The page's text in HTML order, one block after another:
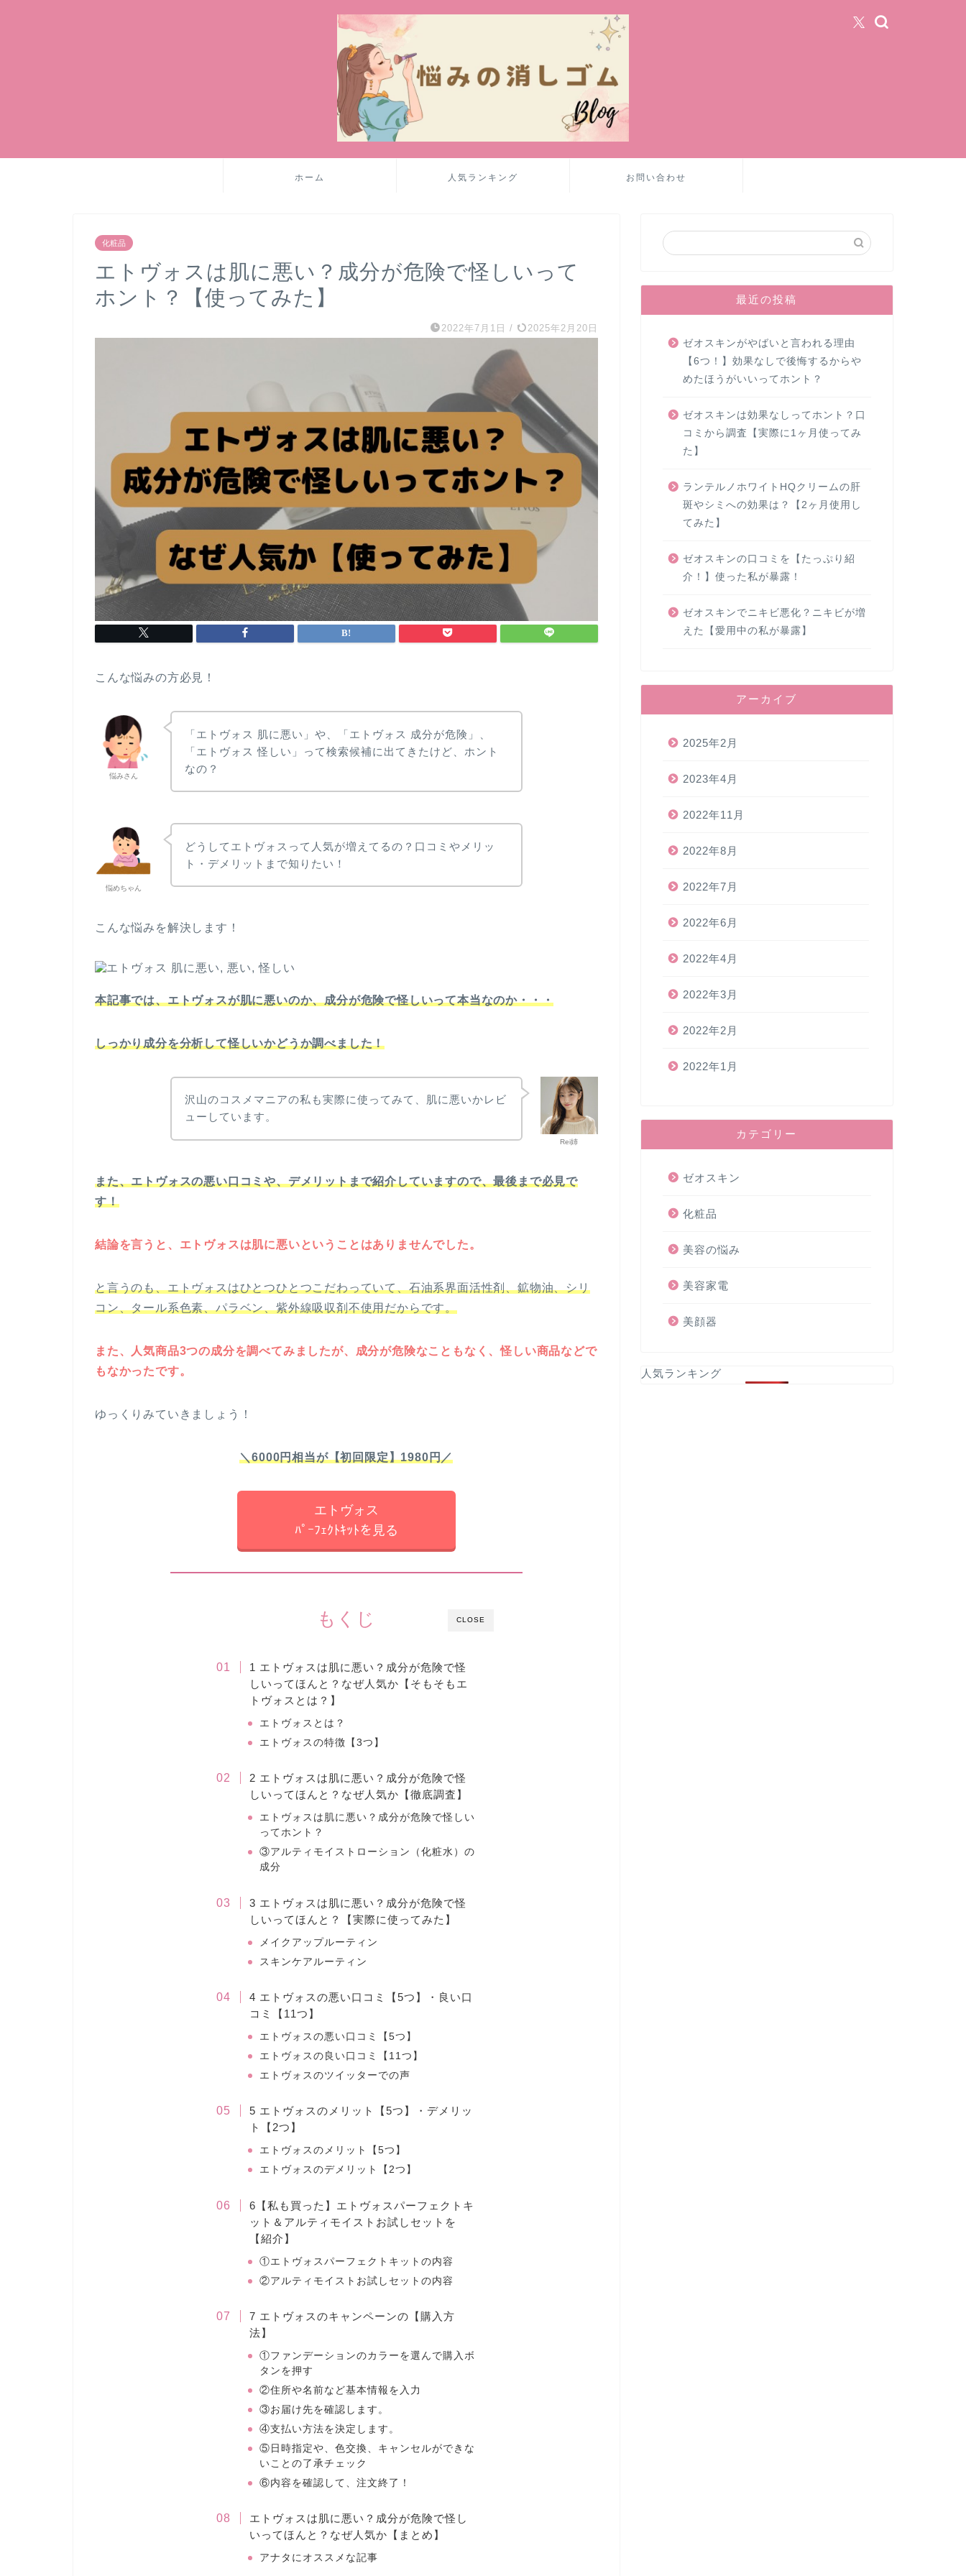
ホーム 人気ランキング お問い合わせ
化粧品
エトヴォスは肌に悪い？成分が危険で怪しいって
ホント？【使ってみた】
2022年7月1日 / 2025年2月20日
こんな悩みの方必見！
悩みさん
「エトヴォス 肌に悪い」や、「エトヴォス 成分が危険」、
「エトヴォス 怪しい」って検索候補に出てきたけど、ホント
なの？
悩めちゃん
どうしてエトヴォスって人気が増えてるの？口コミやメリッ
ト・デメリットまで知りたい！
こんな悩みを解決します！
本記事では、エトヴォスが肌に悪いのか、成分が危険で怪しいって本当なのか・・・
しっかり成分を分析して怪しいかどうか調べました！
Rei姉
沢山のコスメマニアの私も実際に使ってみて、肌に悪いかレビ
ューしています。
また、エトヴォスの悪い口コミや、デメリットまで紹介していますので、最後まで必見で
す！
結論を言うと、エトヴォスは肌に悪いということはありませんでした。
と言うのも、エトヴォスはひとつひとつこだわっていて、石油系界面活性剤、鉱物油、シリ
コン、タール系色素、パラベン、紫外線吸収剤不使用だからです。
また、人気商品3つの成分を調べてみましたが、成分が危険なこともなく、怪しい商品などで
もなかったです。
ゆっくりみていきましょう！
＼6000円相当が【初回限定】1980円／
エトヴォス
ﾊﾟｰﾌｪｸﾄｷｯﾄを見る
CLOSE
もくじ
1 エトヴォスは肌に悪い？成分が危険で怪
しいってほんと？なぜ人気か【そもそもエ
トヴォスとは？】
エトヴォスとは？
エトヴォスの特徴【3つ】
2 エトヴォスは肌に悪い？成分が危険で怪
しいってほんと？なぜ人気か【徹底調査】
エトヴォスは肌に悪い？成分が危険で怪しい
ってホント？
③アルティモイストローション（化粧水）の
成分
3 エトヴォスは肌に悪い？成分が危険で怪
しいってほんと？【実際に使ってみた】
メイクアップルーティン
スキンケアルーティン
4 エトヴォスの悪い口コミ【5つ】・良い口
コミ【11つ】
エトヴォスの悪い口コミ【5つ】
エトヴォスの良い口コミ【11つ】
エトヴォスのツイッターでの声
5 エトヴォスのメリット【5つ】・デメリッ
ト【2つ】
エトヴォスのメリット【5つ】
エトヴォスのデメリット【2つ】
6【私も買った】エトヴォスパーフェクトキ
ット＆アルティモイストお試しセットを
【紹介】
①エトヴォスパーフェクトキットの内容
②アルティモイストお試しセットの内容
7 エトヴォスのキャンペーンの【購入方
法】
①ファンデーションのカラーを選んで購入ボ
タンを押す
②住所や名前など基本情報を入力
③お届け先を確認します。
④支払い方法を決定します。
⑤日時指定や、色交換、キャンセルができな
いことの了承チェック
⑥内容を確認して、注文終了！
エトヴォスは肌に悪い？成分が危険で怪し
いってほんと？なぜ人気か【まとめ】
アナタにオススメな記事
最近の投稿
ゼオスキンがやばいと言われる理由
【6つ！】効果なしで後悔するからや
めたほうがいいってホント？
ゼオスキンは効果なしってホント？口
コミから調査【実際に1ヶ月使ってみ
た】
ランテルノホワイトHQクリームの肝
斑やシミへの効果は？【2ヶ月使用し
てみた】
ゼオスキンの口コミを【たっぷり紹
介！】使った私が暴露！
ゼオスキンでニキビ悪化？ニキビが増
えた【愛用中の私が暴露】
アーカイブ
2025年2月
2023年4月
2022年11月
2022年8月
2022年7月
2022年6月
2022年4月
2022年3月
2022年2月
2022年1月
カテゴリー
ゼオスキン
化粧品
美容の悩み
美容家電
美顔器
人気ランキング